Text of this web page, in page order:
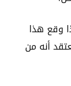
وقع هذا
أنه من